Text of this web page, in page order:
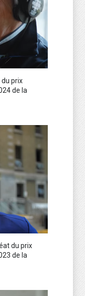
du prix
de la
du prix
de la